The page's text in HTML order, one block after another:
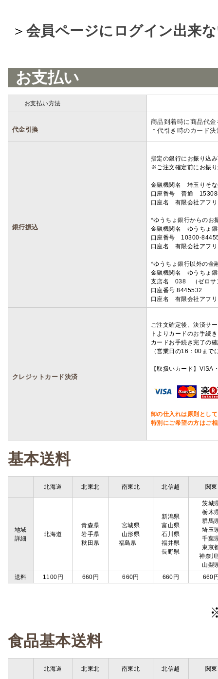
＞ 会員ページにログイン出来
お支払い
お支払い方法
代金引換
商品到着時に商品代
＊代引き時のカード
銀行振込
指定の銀行にお振り込
※ご注文確定前にお振
金融機関名 埼玉りそ
口座番号 普通
口座名 有限会社アフ
*ゆうちょ銀行からのお
金融機関名 ゆうちょ
口座番号 10300-
口座名 有限会社アフ
*ゆうちょ銀行以外の金
金融機関名 ゆうちょ
支店名 038 （ゼロサ
口座番号 8445532
口座名 有限会社アフ
クレジットカード決済
ご注文確定後、決済サ
トよりカードのお手続
カードお手続き完了の
（営業日の16：00ま
【取扱いカード】
卸の仕入れは原則とし
特別にご希望の方はご
基本送料
北海道 北東北 南東北 北信越 関東
地域
詳細
北海道
青森県
岩手県
秋田県
宮城県
山形県
福島県
新潟県
富山県
石川県
福井県
長野県
茨城
栃木
群馬
埼玉
千葉
東京
神奈
山梨
送料
1100円 660円 660円 660円 660
食品基本送料
北海道 北東北 南東北 北信越 関東